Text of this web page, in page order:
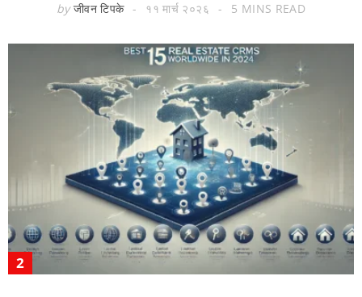
by जीवन टिपके ११ मार्च २०२६ 5 MINS READ